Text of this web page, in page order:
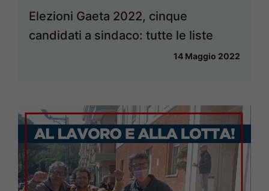
Elezioni Gaeta 2022, cinque
candidati a sindaco: tutte le liste
14 Maggio 2022